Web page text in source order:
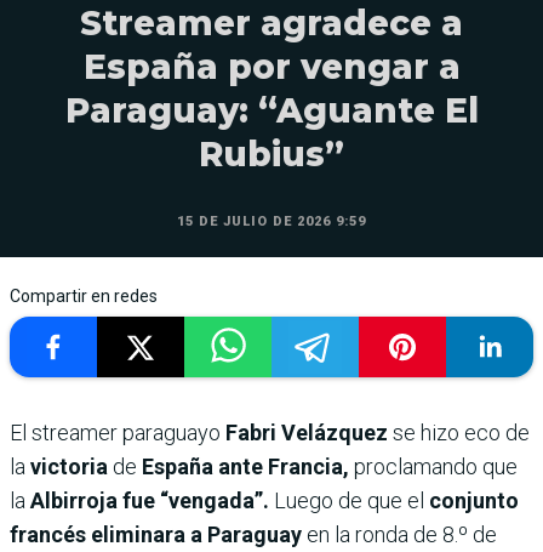
Streamer agradece a
España por vengar a
Paraguay: “Aguante El
Rubius”
15 DE JULIO DE 2026 9:59
Compartir en redes
El streamer paraguayo Fabri Velázquez se hizo eco de
la victoria de España ante Francia, proclamando que
la Albirroja fue “vengada”. Luego de que el conjunto
francés eliminara a Paraguay en la ronda de 8.º de